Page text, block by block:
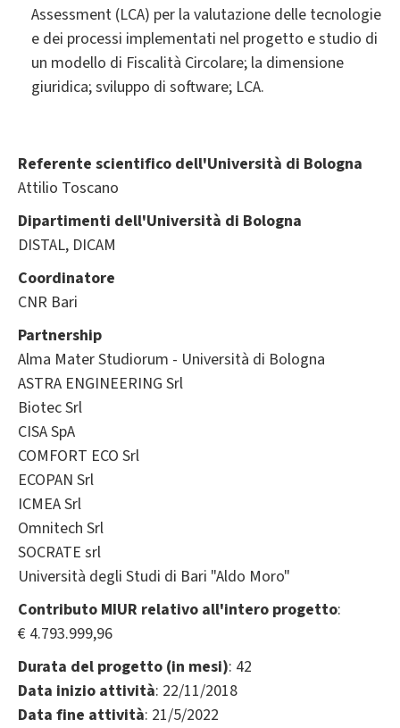
Assessment (LCA) per la valutazione delle tecnologie
e dei processi implementati nel progetto e studio di
un modello di Fiscalità Circolare; la dimensione
giuridica; sviluppo di software; LCA.
Referente scientifico dell'Università di Bologna
Attilio Toscano
Dipartimenti dell'Università di Bologna
DISTAL, DICAM
Coordinatore
CNR Bari
Partnership
Alma Mater Studiorum - Università di Bologna
ASTRA ENGINEERING Srl
Biotec Srl
CISA SpA
COMFORT ECO Srl
ECOPAN Srl
ICMEA Srl
Omnitech Srl
SOCRATE srl
Università degli Studi di Bari "Aldo Moro"
Contributo MIUR relativo all'intero progetto:
€ 4.793.999,96
Durata del progetto (in mesi): 42
Data inizio attività: 22/11/2018
Data fine attività: 21/5/2022